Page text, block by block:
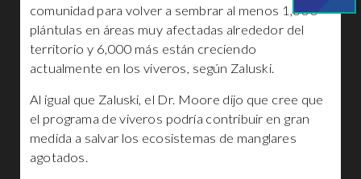
comunidad para volver a sembrar al menos 1,600
plántulas en áreas muy afectadas alrededor del
territorio y 6,000 más están creciendo
actualmente en los viveros, según Zaluski.
Al igual que Zaluski, el Dr. Moore dijo que cree que
el programa de viveros podría contribuir en gran
medida a salvar los ecosistemas de manglares
agotados.